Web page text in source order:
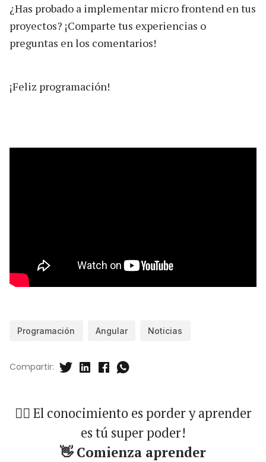
¿Has probado a implementar micro frontend en tus
proyectos? ¡Comparte tus experiencias o
preguntas en los comentarios!
¡Feliz programación!
Programación Angular Noticias
Compartir:
🐱‍🏍 El conocimiento es porder y aprender
es tú super poder!
👋 Comienza aprender